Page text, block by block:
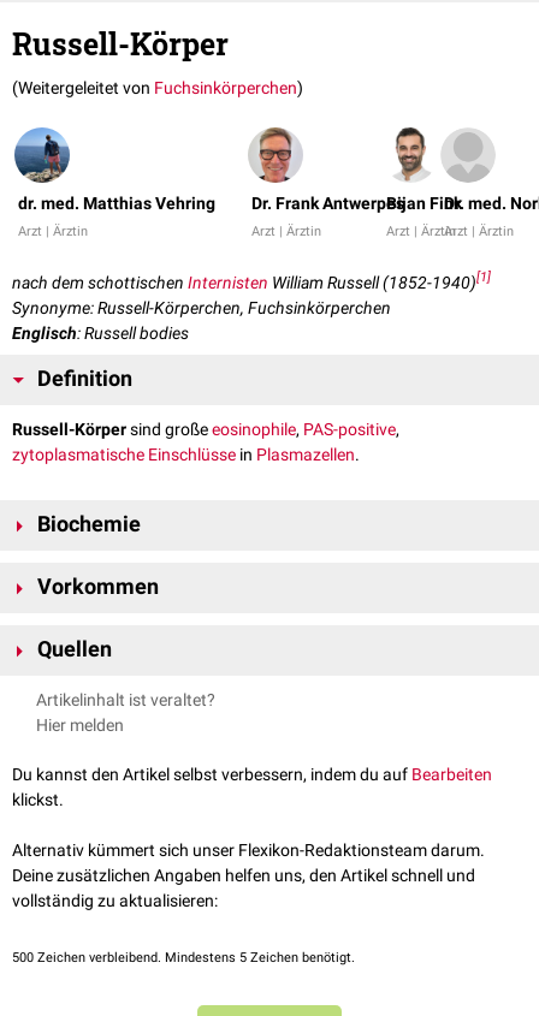
Russell-Körper
(Weitergeleitet von Fuchsinkörperchen)
dr. med. Matthias Vehring
Arzt | Ärztin
Dr. Frank Antwerpes
Arzt | Ärztin
Bijan Fink
Arzt | Ärztin
Dr. med.
Arzt | Ärztin
nach dem schottischen Internisten William Russell (1852-1940)[1]
Synonyme: Russell-Körperchen, Fuchsinkörperchen
Englisch: Russell bodies
Definition
Russell-Körpersind großeeosinophile, PAS-positive,
zytoplasmatische Einschlüsse in Plasmazellen.
Biochemie
von der Zelle weder sezerniert noch abgebaut werden können. Sie
Retikulums. Wahrscheinlich entstehen sie auf der Basis eines gestörten
Proteintransports.
Vorkommen
chronischenInfektionskrankheiten
Myelom. Bei letzterem findet man so genannte
Aggregatevon Russell-Körpern darstellen.
vorkommen bzw. demZellkernaufliegen, werdenDutcher-Körperchen
genannt.
Quellen
Russell W
An address on a characteristic organism of cancer.
BMJ 1890;2:1358–1360., abgerufen am 12.06.2019
immunglobulin. Eur J Immunol. 1985 Mar;15(3):235-42, abgerufen
am 12.06.2019
secretion. Eur J Immunol. 1987 Nov;17(11):1573-7, abgerufen am
12.06.2019
Artikelinhalt ist veraltet?
Hier melden
Du kannst den Artikel selbst verbessern, indem du auf Bearbeiten
klickst.
Alternativ kümmert sich unser Flexikon-Redaktionsteam darum.
Deine zusätzlichen Angaben helfen uns, den Artikel schnell und
vollständig zu aktualisieren:
500 Zeichen verbleibend. Mindestens 5 Zeichen benötigt.